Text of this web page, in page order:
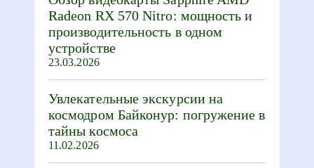
Radeon RX 570 Nitro: мощность и
производительность в одном
устройстве
23.03.2026
Увлекательные экскурсии на
космодром Байконур: погружение в
тайны космоса
11.02.2026